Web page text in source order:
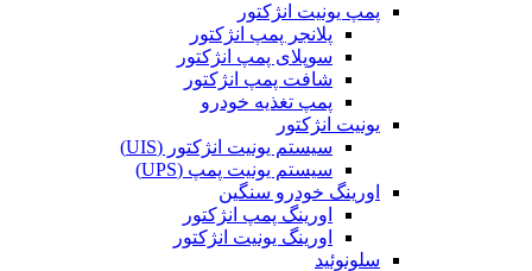
پمپ یونیت انژکتور
پلانجر پمپ انژکتور
سوپلای پمپ انژکتور
شافت پمپ انژکتور
پمپ تغذیه خودرو
یونیت انژکتور
سیستم یونیت انژکتور (UIS)
سیستم یونیت پمپ (UPS)
اورینگ خودرو سنگین
اورینگ پمپ انژکتور
اورینگ یونیت انژکتور
سلونوئید